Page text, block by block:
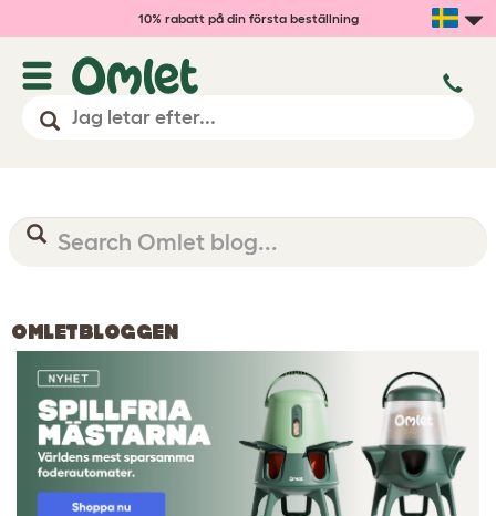
10% rabatt på din första beställning
OMLETBLOGGEN